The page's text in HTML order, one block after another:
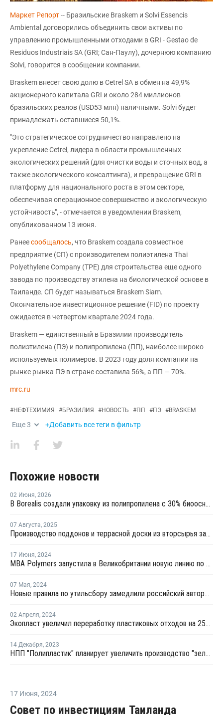
Маркет Pепорт-- Бразильские Braskem и Solvi Essencis
Ambiental договорились объединить свои активы по
управлению промышленными отходами в GRI - Gestao de
Residuos Industriais SA (GRI; Сан-Паулу), дочернюю компанию
Solvi, говорится в сообщении компании.
Braskem внесет свою долю в Cetrel SA в обмен на 49,9%
акционерного капитала GRI и около 284 миллионов
бразильских реалов (USD53 млн) наличными. Solvi будет
принадлежать оставшиеся 50,1%.
"Это стратегическое сотрудничество направлено на
укрепление Cetrel, лидера в области промышленных
экологических решений (для очистки воды и сточных вод, а
также экологического консалтинга), и превращение GRI в
платформу для национального роста в этом секторе,
обеспечивая операционное совершенство и экологическую
устойчивость", - отмечается в уведомлении Braskem,
опубликованном 13 июня.
Ранеесообщалось, что Braskem создала совместное
предприятие (СП) с производителем полиэтилена Thai
Polyethylene Company (TPE) для строительства еще одного
завода по производству этилена на биологической основе в
Таиланде. СП будет называться Braskem Siam.
Окончательное инвестиционное решение (FID) по проекту
ожидается в четвертом квартале 2024 года.
Braskem — единственный в Бразилии производитель
полиэтилена (ПЭ) и полипропилена (ПП), наиболее широко
используемых полимеров. В 2023 году доля компании на
рынке рынка ПЭ в стране составила 56%, а ПП — 70%.
mrc.ru
#НЕФТЕХИМИЯ #БРАЗИЛИЯ #НОВОСТЬ #ПП #ПЭ #BRASKEM
Еще3 +Добавить все теги в фильтр
Похожие новости
02 Июня, 2026
В Borealis создали упаковку из полипропилена с 30% биоосновы
07 Августа, 2025
Производство поддонов и террасной доски из вторсырья запустили в Ессентуках
17 Июня, 2024
MBA Polymers запустила в Великобритании новую линию по переработке ПП из автомобильных бамперов
07 Мая, 2024
Новые правила по утильсбору замедлили российский авторынок в апреле
02 Апреля, 2024
Экопласт увеличил переработку пластиковых отходов на 25% в прошлом году
14 Декабря, 2023
НПП "Полипластик" планирует увеличить производство "зеленых" компаундов
17 Июня, 2024
Совет по инвестициям Таиланда